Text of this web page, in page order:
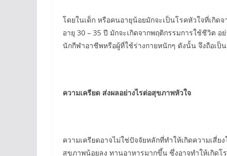
โดยในเด็ก หรือคนอายุน้อยมักจะเป็นโรคหัวใจที่เกิ
อายุ 30 – 35 ปี มักจะเกิดจากพฤติกรรมการใช้ชีวิต
นักกีฬาอาชีพหรือผู้ที่ใช้ร่างกายหนักๆ ดังนั้น จึงถือเป็
ความเครียด ส่งผลอย่างไรต่อสุขภาพหัวใจ
ความเครียดอาจไม่ใช่ปัจจัยหลักที่ทำให้เกิดความเสี่
สุขภาพน้อยลง ทานอาหารมากขึ้น ซึ่งอาจทำให้เกิดโ